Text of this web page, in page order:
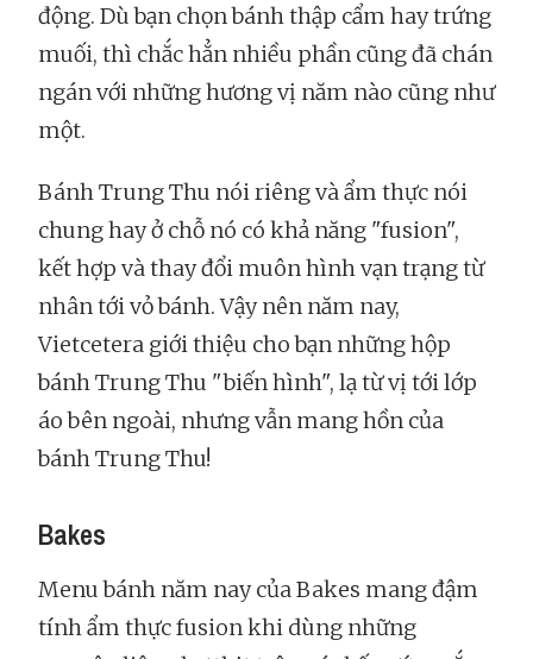
động. Dù bạn chọn bánh thập cẩm hay trứng
muối, thì chắc hẳn nhiều phần cũng đã chán
ngán với những hương vị năm nào cũng như
một.
Bánh Trung Thu nói riêng và ẩm thực nói
chung hay ở chỗ nó có khả năng "fusion",
kết hợp và thay đổi muôn hình vạn trạng từ
nhân tới vỏ bánh. Vậy nên năm nay,
Vietcetera giới thiệu cho bạn những hộp
bánh Trung Thu "biến hình", lạ từ vị tới lớp
áo bên ngoài, nhưng vẫn mang hồn của
bánh Trung Thu!
Bakes
Menu bánh năm nay của Bakes mang đậm
tính ẩm thực fusion khi dùng những